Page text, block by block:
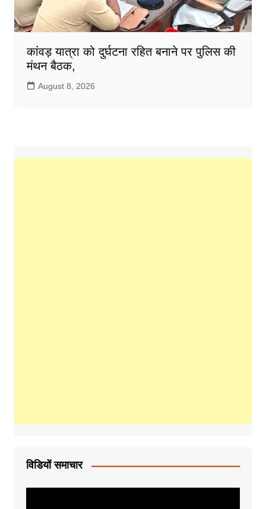
कांवड़ यात्रा को दुर्घटना रहित बनाने पर पुलिस की
मंथन बैठक,
August 8, 2026
विडियों समाचार